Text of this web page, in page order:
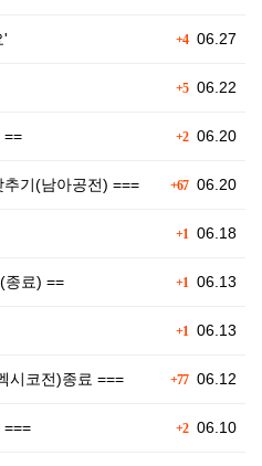
+406.27
'
+506.22
+206.20
==
+6706.20
기(남아공전) ===
+1 06.18
+1 06.13
종료) ==
+1 06.13
+7706.12
시코전)종료 ===
+206.10
===